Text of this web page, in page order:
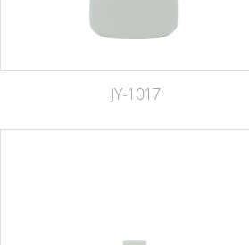
JY-1017